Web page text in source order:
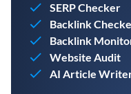
SERP Checker
Backlink
Backlink
Website Audit
AI Article